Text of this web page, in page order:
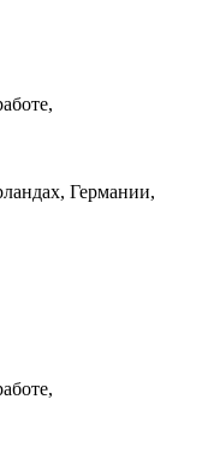
Германии,